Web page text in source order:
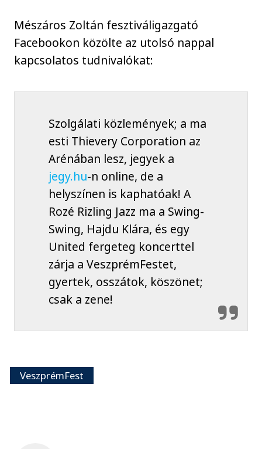
Mészáros Zoltán fesztiváligazgató
Facebookon közölte az utolsó nappal
kapcsolatos tudnivalókat:
Szolgálati közlemények; a ma
esti Thievery Corporation az
Arénában lesz, jegyek a
jegy.hu-n online, de a
helyszínen is kaphatóak! A
Rozé Rizling Jazz ma a Swing-
Swing, Hajdu Klára, és egy
United fergeteg koncerttel
zárja a VeszprémFestet,
gyertek, osszátok, köszönet;
csak a zene!
VeszprémFest